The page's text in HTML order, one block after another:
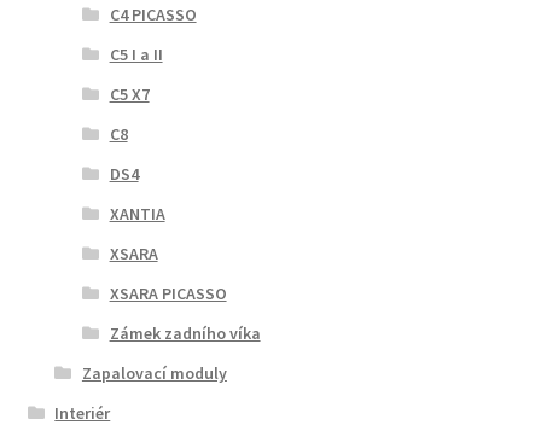
C4 PICASSO
C5 I a II
C5 X7
C8
DS4
XANTIA
XSARA
XSARA PICASSO
Zámek zadního víka
Zapalovací moduly
Interiér